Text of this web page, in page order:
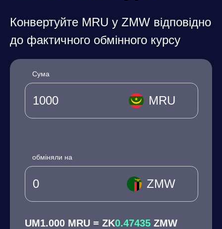
Конвертуйте MRU у ZMW відповідно
до фактичного обмінного курсу
Сума
MRU
обміняли на
ZMW
UM1.000 MRU = ZK0.47435 ZMW